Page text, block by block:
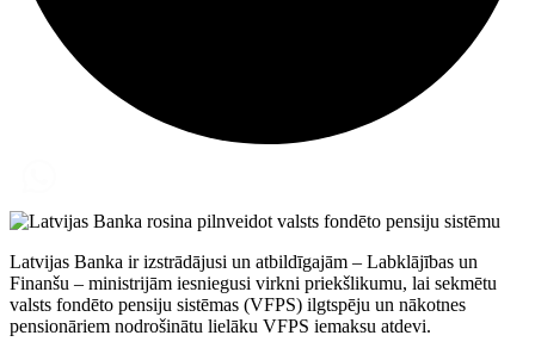
Latvijas Banka ir izstrādājusi un atbildīgajām – Labklājības un
Finanšu – ministrijām iesniegusi virkni priekšlikumu, lai sekmētu
valsts fondēto pensiju sistēmas (VFPS) ilgtspēju un nākotnes
pensionāriem nodrošinātu lielāku VFPS iemaksu atdevi.